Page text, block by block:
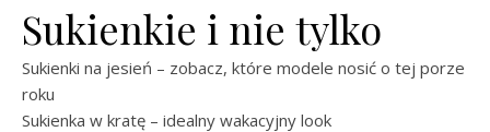
Sukienkie i nie tylko
Sukienki na jesień – zobacz, które modele nosić o tej porze
roku
Sukienka w kratę – idealny wakacyjny look